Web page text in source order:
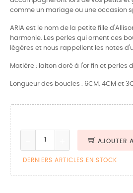
comme un mariage ou une occasion
ARIA est le nom de la petite fille
harmonie. Les perles qui ornent ces
légères et nous rappellent les notes
Matière : laiton doré à l'or fin et perles
Longueur des boucles : 6CM, 4CM et
AJOUTER
DERNIERS ARTICLES EN STOCK